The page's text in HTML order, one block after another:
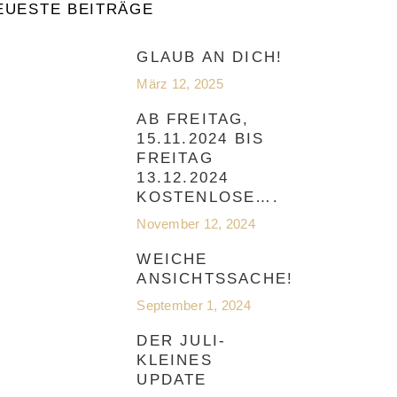
BEITRÄGE
GLAUB AN DICH!
März 12, 2025
AB FREITAG,
15.11.2024 BIS
FREITAG
13.12.2024
KOSTENLOSE….
November 12, 2024
WEICHE
ANSICHTSSACHE!
September 1, 2024
DER JULI-
KLEINES
UPDATE